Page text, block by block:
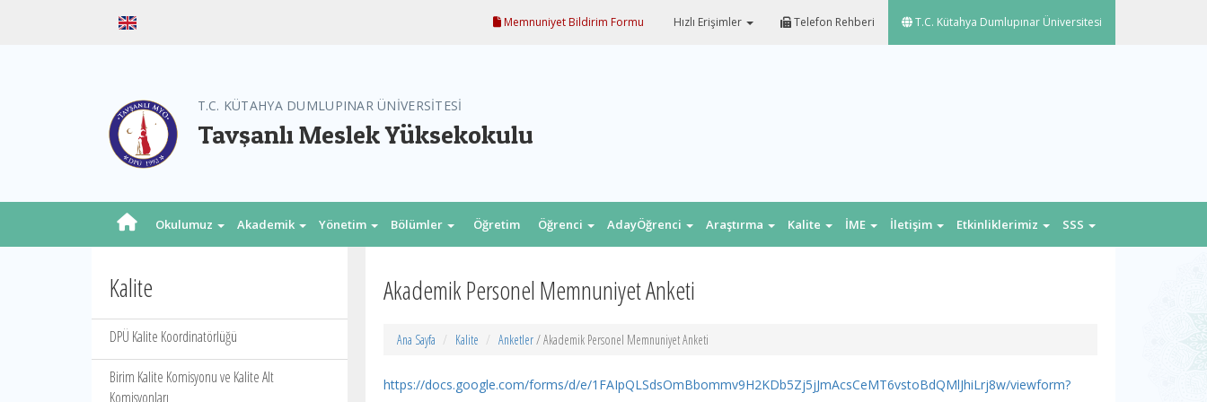
Memnuniyet Bildirim Formu Hızlı Erişimler Telefon Rehberi T.C. Kütahya Dumlupınar Üniversitesi
T.C. KÜTAHYA DUMLUPINAR ÜNİVERSİTESİ
Tavşanlı Meslek Yüksekokulu
Okulumuz Akademik Yönetim Bölümler Öğretim Öğrenci AdayÖğrenci Araştırma Kalite İME İletişim Etkinliklerimiz SSS
Kalite
DPÜ Kalite Koordinatörlüğü
Birim Kalite Komisyonu ve Kalite Alt
Komisyonları
Akademik Personel Memnuniyet Anketi
Ana Sayfa Kalite Anketler/ Akademik Personel Memnuniyet Anketi
https://docs.google.com/forms/d/e/1FAIpQLSdsOmBbommv9H2KDb5Zj5jJmAcsCeMT6vstoBdQMlJhiLrj8w/viewform?